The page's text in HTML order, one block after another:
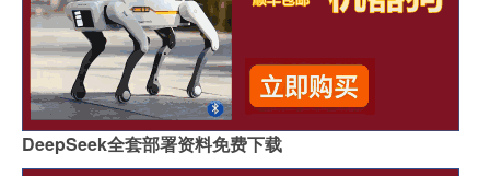
DeepSeek全套部署资料免费下载